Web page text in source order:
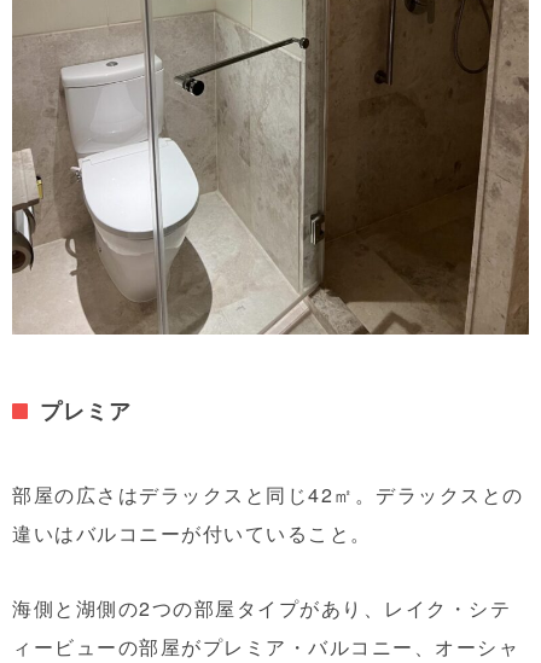
プレミア
部屋の広さはデラックスと同じ42㎡。デラックスとの
違いはバルコニーが付いていること。
海側と湖側の2つの部屋タイプがあり、レイク・シテ
ィービューの部屋がプレミア・バルコニー、オーシャ